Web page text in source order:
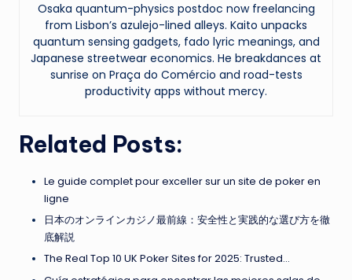
Osaka quantum-physics postdoc now freelancing
from Lisbon’s azulejo-lined alleys. Kaito unpacks
quantum sensing gadgets, fado lyric meanings, and
Japanese streetwear economics. He breakdances at
sunrise on Praça do Comércio and road-tests
productivity apps without mercy.
Related Posts:
Le guide complet pour exceller sur un site de poker en
ligne
日本のオンラインカジノ最前線：安全性と実践的な選び方を徹
底解説
The Real Top 10 UK Poker Sites for 2025: Trusted…